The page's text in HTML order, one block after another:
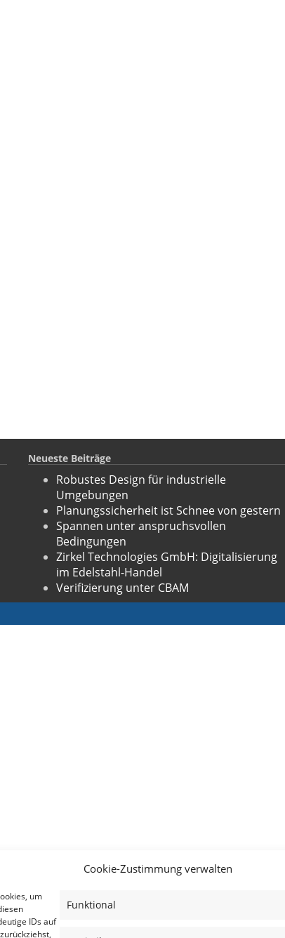
Cookie-Zustimmung verwalten
um
IDs auf
Funktional
Neueste Beiträge
Robustes Design für industrielle
Umgebungen
Planungssicherheit ist Schnee von gestern
Spannen unter anspruchsvollen
Bedingungen
Zirkel Technologies GmbH: Digitalisierung
im Edelstahl-Handel
Verifizierung unter CBAM